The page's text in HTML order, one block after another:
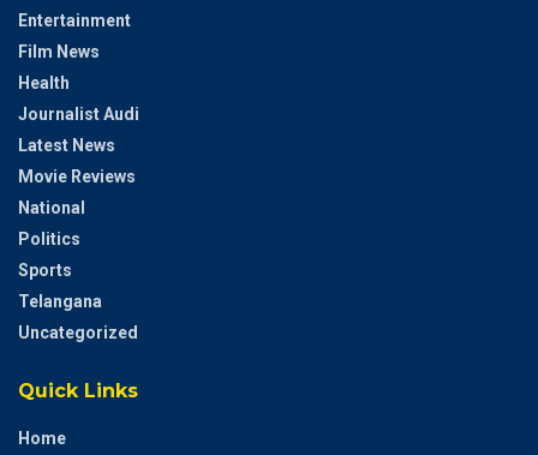
Entertainment
Film News
Health
Journalist Audi
Latest News
Movie Reviews
National
Politics
Sports
Telangana
Uncategorized
Quick Links
Home